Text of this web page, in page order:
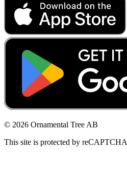
© 2026 Ornamental Tree AB
This site is protected by reCAPTCHA